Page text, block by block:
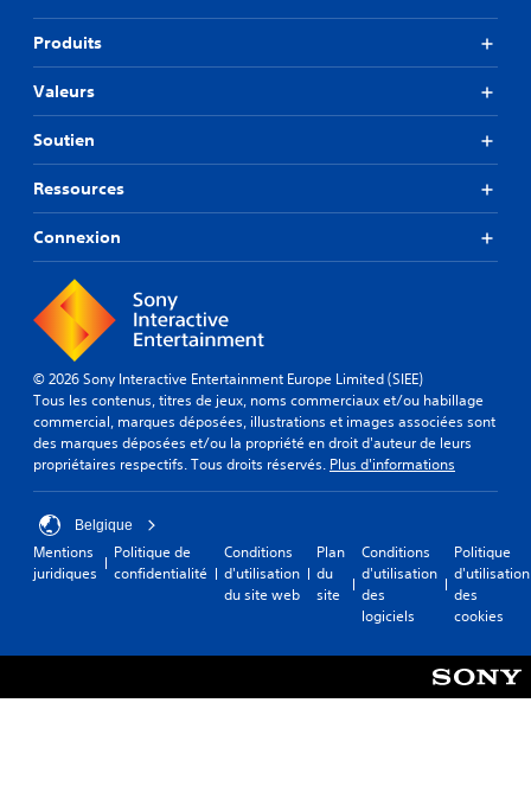
Produits
Valeurs
Soutien
Ressources
Connexion
© 2026 Sony Interactive Entertainment Europe Limited (SIEE)
Tous les contenus, titres de jeux, noms commerciaux et/ou habillage
commercial, marques déposées, illustrations et images associées sont
des marques déposées et/ou la propriété en droit d'auteur de leurs
propriétaires respectifs. Tous droits réservés. Plus d'informations
Belgique
Mentions
juridiques
Politique de
confidentialité
Conditions
d'utilisation
du site web
Plan
du
site
Conditions
d'utilisation
des
logiciels
Politique
d'utilisation
des
cookies